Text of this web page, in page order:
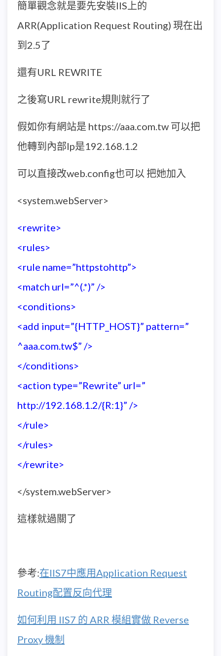
簡單觀念就是要先安裝IIS上的
ARR(Application Request Routing) 現在出
到2.5了
還有URL REWRITE
之後寫URL rewrite規則就行了
假如你有網站是 https://aaa.com.tw 可以把
他轉到內部Ip是192.168.1.2
可以直接改web.config也可以 把她加入
<system.webServer>
<rewrite>
<rules>
<rule name=”httpstohttp”>
<match url=”^(.*)” />
<conditions>
<add input=”{HTTP_HOST}” pattern=”
^aaa.com.tw$” />
</conditions>
<action type=”Rewrite” url=”
http://192.168.1.2/{R:1}” />
</rule>
</rules>
</rewrite>
</system.webServer>
這樣就過關了
參考:在IIS7中應用Application Request
Routing配置反向代理
如何利用 IIS7 的 ARR 模組實做 Reverse
Proxy 機制